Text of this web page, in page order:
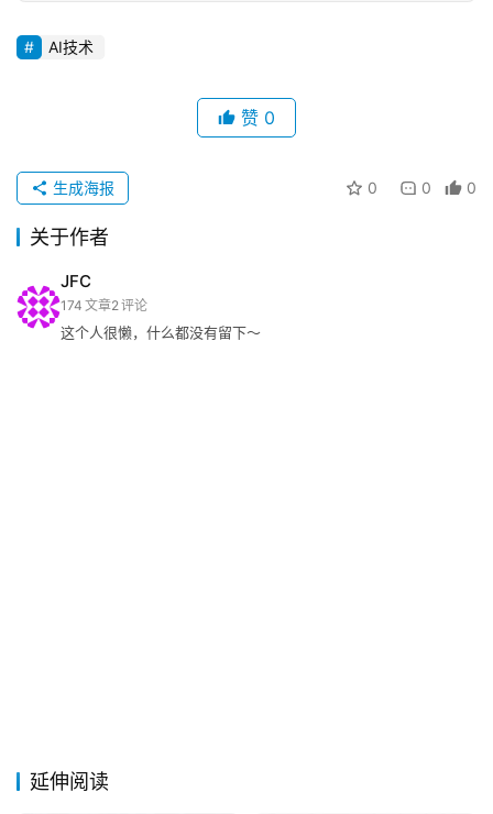
AI技术
赞 0
0 0 0
生成海报
关于作者
JFC
174 文章2评论
这个人很懒，什么都没有留下～
延伸阅读